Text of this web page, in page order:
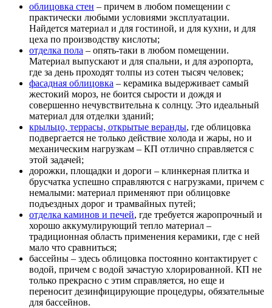
облицовка стен – причем в любом помещении с
практически любыми условиями эксплуатации.
Найдется материал и для гостиной, и для кухни, и для
цеха по производству кислоты;
отделка пола – опять-таки в любом помещении.
Материал выпускают и для спальни, и для аэропорта,
где за день проходят толпы из сотен тысяч человек;
фасадная облицовка – керамика выдерживает самый
жестокий мороз, не боится сырости и дождя и
совершенно нечувствительна к солнцу. Это идеальный
материал для отделки зданий;
крыльцо, террасы, открытые веранды, где облицовка
подвергается не только действие холода и жары, но и
механическим нагрузкам – КП отлично справляется с
этой задачей;
дорожки, площадки и дороги – клинкерная плитка и
брусчатка успешно справляются с нагрузками, причем с
немалыми: материал применяют при облицовке
подъездных дорог и трамвайных путей;
отделка каминов и печей, где требуется жаропрочный и
хорошо аккумулирующий тепло материал –
традиционная область применения керамики, где с ней
мало что сравниться;
бассейны – здесь облицовка постоянно контактирует с
водой, причем с водой зачастую хлорированной. КП не
только прекрасно с этим справляется, но еще и
переносит дезинфицирующие процедуры, обязательные
для бассейнов.